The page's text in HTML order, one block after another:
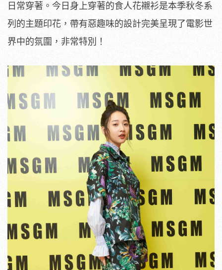
日常穿著。今日身上穿著的食人花襯衫是本季秋冬系
列的主題印花，帶有惡趣味的設計完美呈現了電影世
界中的氛圍，非常特別！